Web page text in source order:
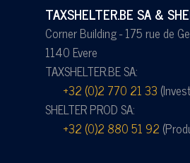
TAXSHELTER.BE SA &
Corner Building - 175 rue de
1140 Evere
TAXSHELTER.BE SA:
+32 (0)2 770 21 33
SHELTER PROD SA:
+32 (0)2 880 51 92